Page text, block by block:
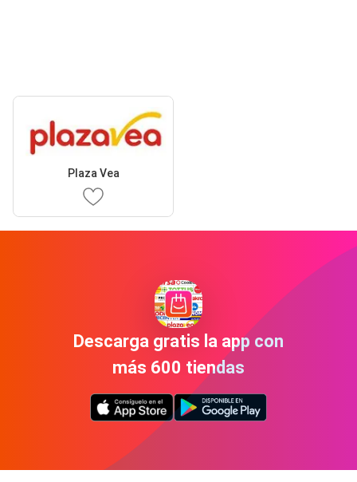
Plaza Vea
Descarga gratis la app con
más 600 tiendas